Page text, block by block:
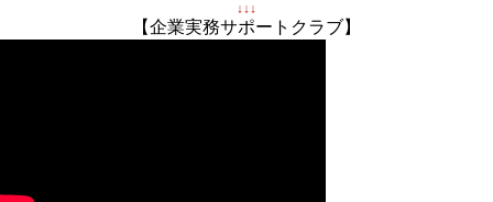
↓↓↓
【企業実務サポートクラブ】